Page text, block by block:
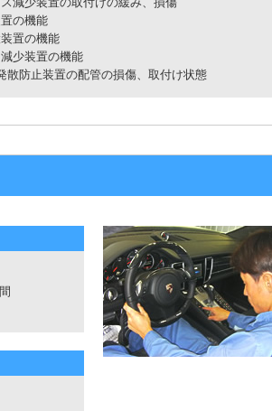
の機能
置の機能
少装置の機能
散防止装置の配管の損傷、取付け状態